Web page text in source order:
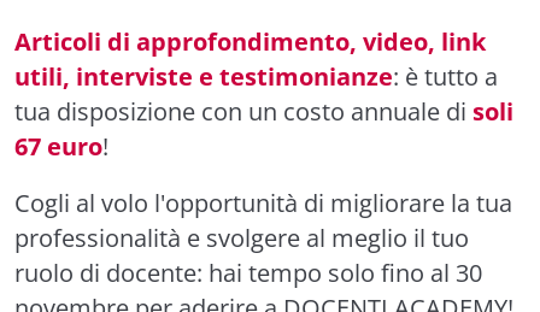
Articoli di approfondimento, video, link
utili, interviste e testimonianze: è tutto a
tua disposizione con un costo annuale di soli
67 euro!
Cogli al volo l'opportunità di migliorare la tua
professionalità e svolgere al meglio il tuo
ruolo di docente: hai tempo solo fino al 30